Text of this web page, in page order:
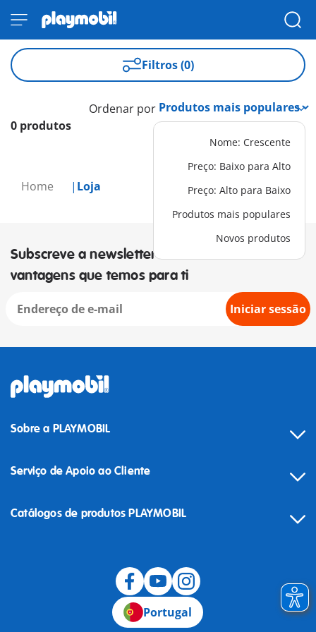
Home Loja
Filtros (0)
0 produtos
Ordenar por
Nome: Crescente
Preço: Baixo para Alto
Preço: Alto para Baixo
Produtos mais populares
Novos produtos
Subscreve a newsletter e descobre as
vantagens que temos para ti
Iniciar sessão
Sobre a PLAYMOBIL
Serviço de Apoio ao Cliente
Catálogos de produtos PLAYMOBIL
Portugal